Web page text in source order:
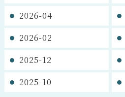
2026-04
2026-02
2025-12
2025-10